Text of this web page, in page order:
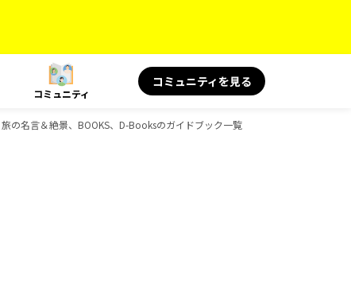
コミュニティ
コミュニティを見る
の名言＆絶景、BOOKS、D-Booksのガイドブック一覧